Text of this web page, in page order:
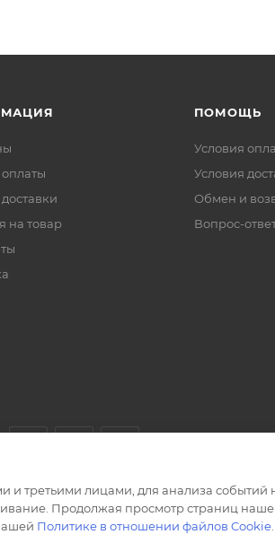
на товар
ПОМОЩЬ
Условия
Условия
Обмен и
Вопрос-
третьими лицами, для анализа событий
Продолжая просмотр страниц
Политике в отношении файлов Cookie